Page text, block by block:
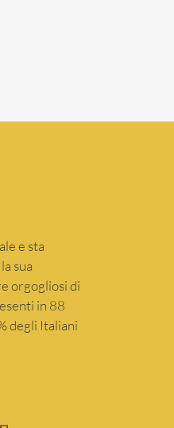
e sta
sua
orgogliosi di
in 88
degli Italiani